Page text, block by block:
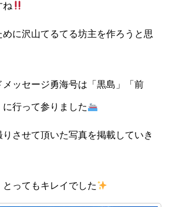
ね
に沢山てるてる坊主を作ろうと思
ッセージ勇海号は「黒島」「前
行って参りました
させて頂いた写真を掲載していき
とってもキレイでした